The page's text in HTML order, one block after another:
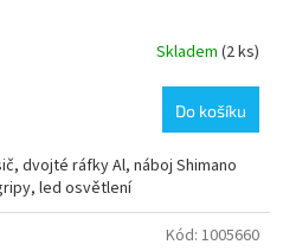
R
M
A
Skladem (2 ks)
Do košíku
dvojté ráfky Al, náboj Shimano
led osvětlení
Kód: 1005660